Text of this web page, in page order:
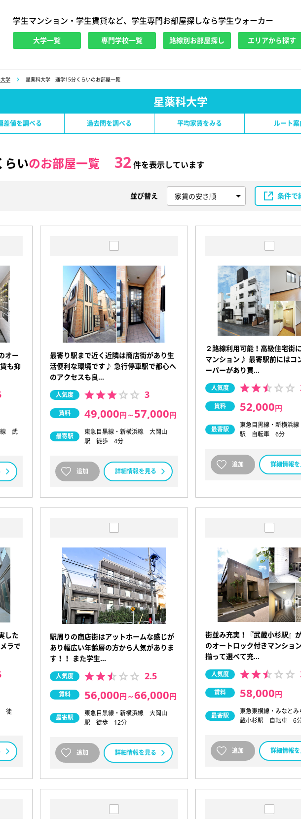
学生マンション・学生賃貸など、学生専門お部屋探しなら学生ウォーカー
大学一覧 専門学校一覧 路線別お部屋探し エリアから探す
学 星薬科大学 通学15分くらいのお部屋一覧
星薬科大学
差値を調べる 過去問を調べる 平均家賃をみる ルート案
らいのお部屋一覧 32件を表示しています
並び替え 条件で
オー
も抑
線 武
最寄り駅まで近く近隣は商店街があり生
活便利な環境です♪ 急行停車駅で都心へ
のアクセスも良…
人気度 3
賃料 49,000円 ～57,000円
最寄駅
東急目黒線・新横浜線 大岡山
駅 徒歩 4分
追加 詳細情報を見る
２路線利用可能！高級住宅街
マンション♪ 最寄駅前にはコ
ーパーがあり買…
人気度
賃料 52,000円
最寄駅
東急目黒線・新横浜
駅 自転車 6分
追加 詳細情報
した
ラで
徒
駅周りの商店街はアットホームな感じが
あり幅広い年齢層の方から人気がありま
す！！ また学生…
人気度 2.5
賃料 56,000円 ～66,000円
最寄駅
東急目黒線・新横浜線 大岡山
駅 徒歩 12分
追加 詳細情報を見る
街並み充実！『武蔵小杉駅』
のオートロック付きマンショ
揃って選べて充…
人気度
賃料 58,000円
最寄駅
東急東横線・みなと
蔵小杉駅 自転車 6
追加 詳細情報